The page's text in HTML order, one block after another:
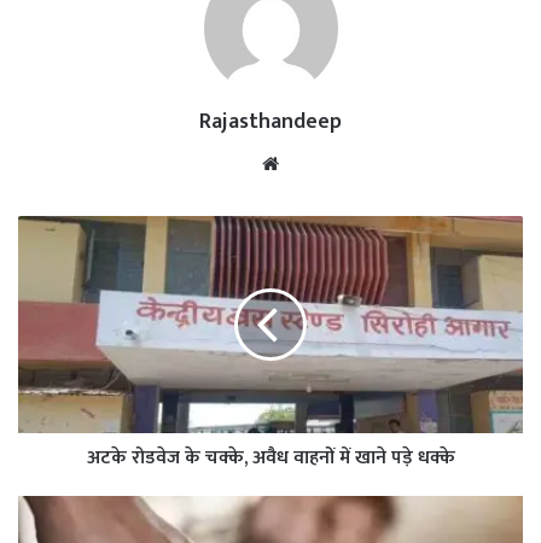
Rajasthandeep
अटके रोडवेज के चक्के, अवैध वाहनों में खाने पड़े धक्के